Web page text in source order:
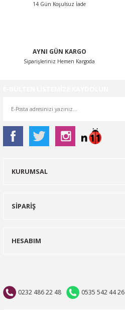
14 Gün Koşulsuz İade
AYNI GÜN KARGO
Siparişleriniz Hemen Kargoda
0232 486 22 48 0535 542 44 26
KURUMSAL
SİPARİŞ
HESABIM